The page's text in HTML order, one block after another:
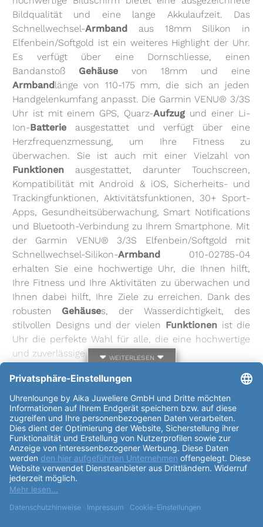
Bildqualität und eine lange Akkulaufzeit. Das
Schnellwechsel-Armband aus 18mm Silikon in
Elfenbein/Softgold ist ein weiteres Highlight der Uhr.
Es verfügt über eine Dornschliesse, einen
Bandanstoß Gehäuse von 18mm und eine
Armbandlänge von 110-175 mm, die sich an jeden
Handgelenkumfang anpasst. Die Garmin VENU® 3/3S
Uhr ist mit einem GPS, Quarz-Aufzugund einer Li-
Ion-Batterie ausgestattet und verfügt über eine
Herzfrequenzmessung, um Ihre Fitness zu
überwachen. Sie ist auch mit einer Vielzahl von
Funktionen ausgestattet, darunter Touchscreen,
Kompatibilität mit Android & iOS, Sicherheits- und
Trackingfunktionen, Aktivitätsfunktionen, 30+ Sport-
Apps, Gesundheitsüberwachung, Smart Notifications
und Bluetooth-Verbindung zu Ihrem Smartphone. Mit
der Garmin VENU® 3/3S Elfenbein/Softgold mit
Schnellwechsel-Silikon-Armband 010-02785-04
erhalten Sie eine hochwertige Uhr, die Ihnen hilft,
Ihre Fitness und Ihre Aktivitäten zu überwachen und
Ihnen dabei hilft, Ihre Ziele zu erreichen. Dank des
robusten Gehäuses, der Wasserdichtigkeit, des
stilvollen Designs und der vielen Funktionen ist die
Uhr die perfekte Wahl für alle, die eine hochwertige
und zuverlässige Uhr suchen.
weiterlesen